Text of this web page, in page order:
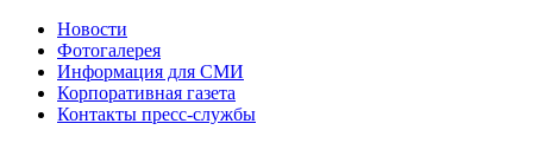
Новости
Фотогалерея
Информация для СМИ
Корпоративная газета
Контакты пресс-службы